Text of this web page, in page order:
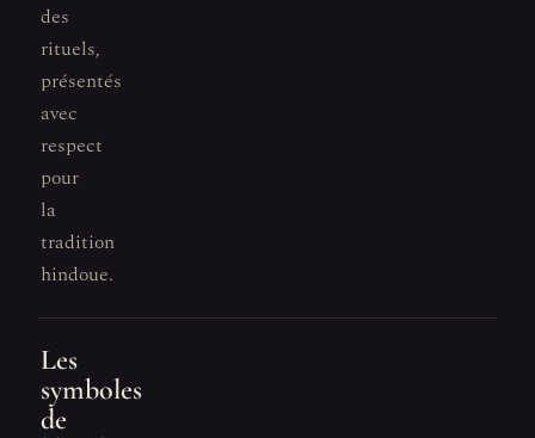
des
rituels,
présentés
avec
respect
pour
la
tradition
hindoue.
Les
symboles
de